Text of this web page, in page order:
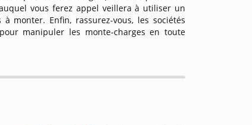
vous ferez appel veillera à utiliser un
Enfin, rassurez-vous, les sociétés
manipuler les monte-charges en toute